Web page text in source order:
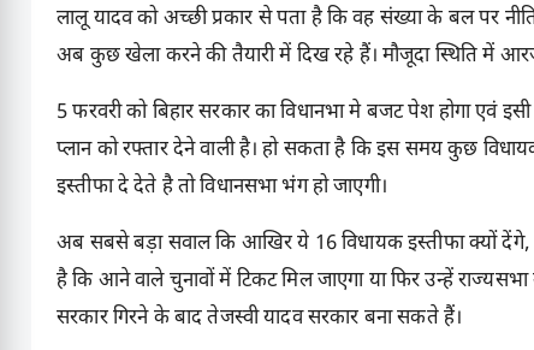
लालू यादव को अच्छी प्रकार से पता है कि वह संख्या के बल पर
अब कुछ खेला करने की तैयारी में दिख रहे हैं। मौजूदा स्थिति में
5 फरवरी को बिहार सरकार का विधानभा मे बजट पेश होगा एवं
प्लान को रफ्तार देने वाली है। हो सकता है कि इस समय कुछ
इस्तीफा दे देते है तो विधानसभा भंग हो जाएगी।
अब सबसे बड़ा सवाल कि आखिर ये 16 विधायक इस्तीफा क्यों देंगे,
है कि आने वाले चुनावों में टिकट मिल जाएगा या फिर उन्हें
सरकार गिरने के बाद तेजस्वी यादव सरकार बना सकते हैं।